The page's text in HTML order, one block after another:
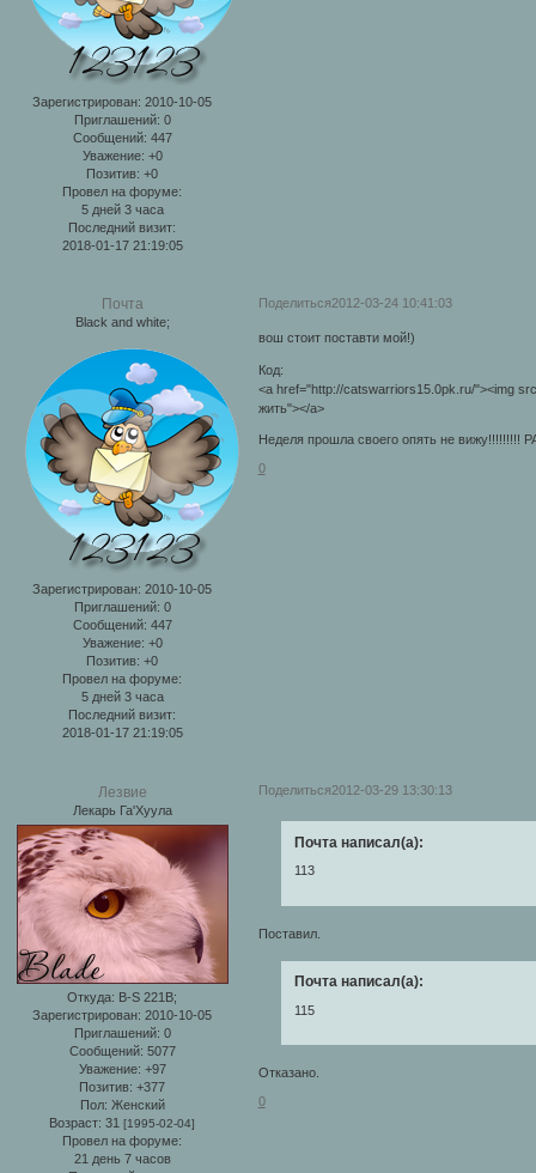
Зарегистрирован: 2010-10-05
Приглашений: 0
Сообщений: 447
Уважение: +0
Позитив: +0
Провел на форуме:
5 дней 3 часа
Последний визит:
2018-01-17 21:19:05
Поделиться2012-03-24 10:41:03
Почта
Black and white;
Зарегистрирован: 2010-10-05
Приглашений: 0
Сообщений: 447
Уважение: +0
Позитив: +0
Провел на форуме:
5 дней 3 часа
Последний визит:
2018-01-17 21:19:05
вош стоит поставти мой!)
Код:
<a href="http://catswarriors15.0pk.ru/"><img
жить"></a>
Неделя прошла своего опять не вижу!!!!!!!!!
0
Поделиться2012-03-29 13:30:13
Лезвие
Лекарь Га'Хуула
Откуда: B-S 221B;
Зарегистрирован: 2010-10-05
Приглашений: 0
Сообщений: 5077
Уважение: +97
Позитив: +377
Пол: Женский
Возраст: 31[1995-02-04]
Провел на форуме:
21 день 7 часов
Почта написал(а):
113
Поставил.
Почта написал(а):
115
Отказано.
0